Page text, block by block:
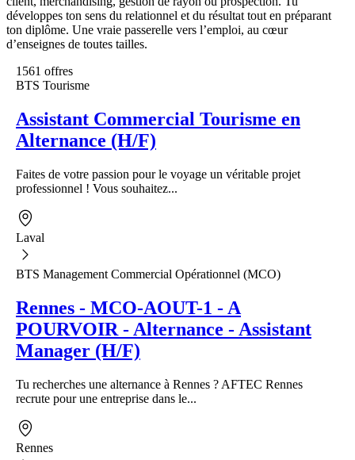
développes ton sens du relationnel et du résultat tout en préparant
ton diplôme. Une vraie passerelle vers l’emploi, au cœur
d’enseignes de toutes tailles.
1561 offres
BTS Tourisme
Assistant Commercial Tourisme en
Alternance (H/F)
Faites de votre passion pour le voyage un véritable projet
professionnel ! Vous souhaitez...
Laval
BTS Management Commercial Opérationnel (MCO)
Rennes - MCO-AOUT-1 - A
POURVOIR - Alternance - Assistant
Manager (H/F)
Tu recherches une alternance à Rennes ? AFTEC Rennes
recrute pour une entreprise dans le...
Rennes